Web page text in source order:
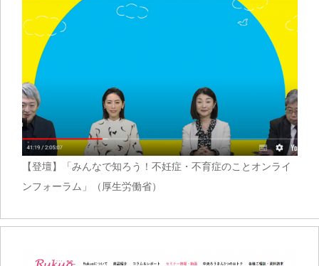
【登壇】「みんなで知ろう！不妊症・不育症のことオンライ
ンフォーラム」（厚生労働省）